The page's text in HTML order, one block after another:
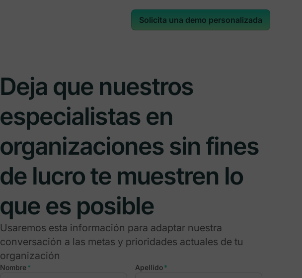
Solicita una demo personalizada
Deja que nuestros
especialistas en
organizaciones sin fines
de lucro te muestren lo
que es posible
Usaremos esta información para adaptar nuestra
conversación a las metas y prioridades actuales de tu
organización
Nombre* Apellido*